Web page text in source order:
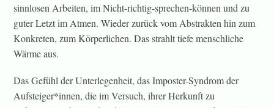
sinnlosen Arbeiten, im Nicht-richtig-sprechen-können und zu
guter Letzt im Atmen. Wieder zurück vom Abstrakten hin zum
Konkreten, zum Körperlichen. Das strahlt tiefe menschliche
Wärme aus.
Das Gefühl der Unterlegenheit, das Imposter-Syndrom der
Aufsteiger*innen, die im Versuch, ihrer Herkunft zu